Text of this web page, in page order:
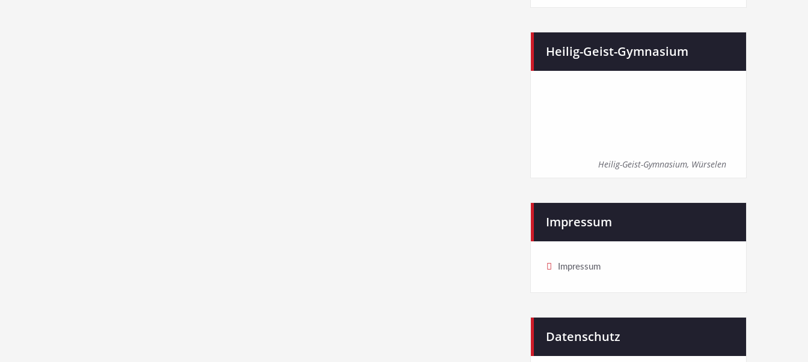
Heilig-Geist-Gymnasium
Heilig-Geist-Gymnasium, Würselen
Impressum
Impressum
Datenschutz